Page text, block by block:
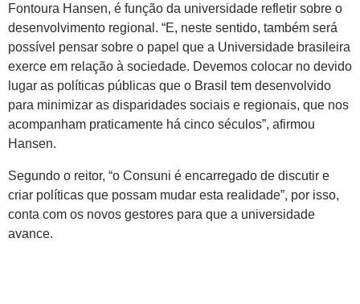
Fontoura Hansen, é função da universidade refletir sobre o
desenvolvimento regional. “E, neste sentido, também será
possível pensar sobre o papel que a Universidade brasileira
exerce em relação à sociedade. Devemos colocar no devido
lugar as políticas públicas que o Brasil tem desenvolvido
para minimizar as disparidades sociais e regionais, que nos
acompanham praticamente há cinco séculos”, afirmou
Hansen.
Segundo o reitor, “o Consuni é encarregado de discutir e
criar políticas que possam mudar esta realidade”, por isso,
conta com os novos gestores para que a universidade
avance.